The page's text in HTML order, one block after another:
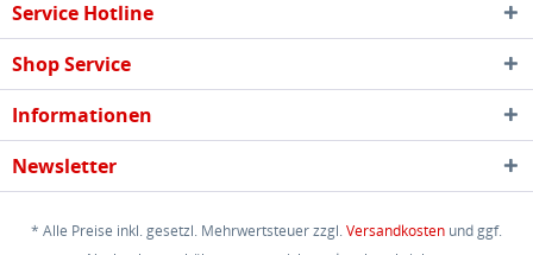
Service Hotline
Shop Service
Informationen
Newsletter
* Alle Preise inkl. gesetzl. Mehrwertsteuer zzgl.Versandkosten und ggf.